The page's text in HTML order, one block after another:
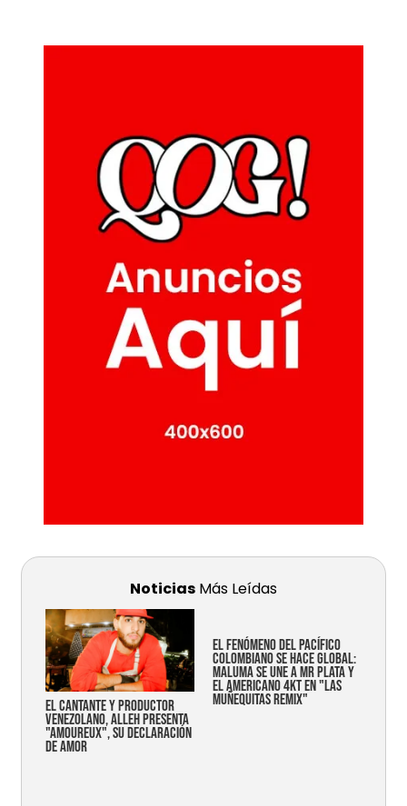
Noticias Más Leídas
EL CANTANTE Y PRODUCTOR
VENEZOLANO, ALLEH PRESENTA
"AMOUREUX", SU DECLARACIÓN
DE AMOR
EL FENÓMENO DEL PACÍFICO
COLOMBIANO SE HACE GLOBAL:
MALUMA SE UNE A MR PLATA Y
EL AMERICANO 4KT EN "LAS
MUÑEQUITAS REMIX"